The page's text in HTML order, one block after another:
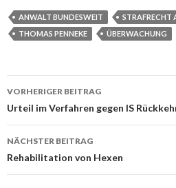
ANWALT BUNDESWEIT
STRAFRECHT
THOMAS PENNEKE
ÜBERWACHUNG
Beitrags-
Navigation
VORHERIGER BEITRAG
Urteil im Verfahren gegen IS
NÄCHSTER BEITRAG
Rehabilitation von Hexen